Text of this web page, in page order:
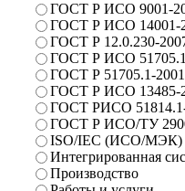
ГОСТ Р ИСО 9001-
ГОСТ Р ИСО 14001-
ГОСТ Р 12.0.230-
ГОСТ Р ИСО
ГОСТ Р 51705.1-
ГОСТ Р ИСО 13485-
ГОСТ РИСО
ГОСТ Р ИСО/ТУ
ISO/IEC (ИСО/МЭК)
Интегрированная
Производство